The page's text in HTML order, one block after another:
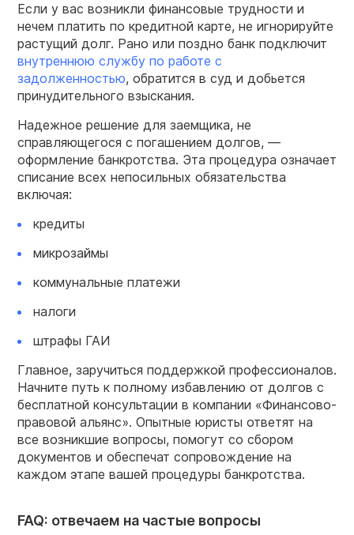
Если у вас возникли финансовые трудности и
нечем платить по кредитной карте, не игнорируйте
растущий долг. Рано или поздно банк подключит
внутреннюю службу по работе с
задолженностью, обратится в суд и добьется
принудительного взыскания.
Надежное решение для заемщика, не
справляющегося с погашением долгов, —
оформление банкротства. Эта процедура означает
списание всех непосильных обязательства
включая:
кредиты
микрозаймы
коммунальные платежи
налоги
штрафы ГАИ
Главное, заручиться поддержкой профессионалов.
Начните путь к полному избавлению от долгов с
бесплатной консультации в компании «Финансово-
правовой альянс». Опытные юристы ответят на
все возникшие вопросы, помогут со сбором
документов и обеспечат сопровождение на
каждом этапе вашей процедуры банкротства.
FAQ: отвечаем на частые вопросы